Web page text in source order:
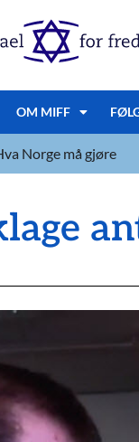
OM MIFF
Norge må gjøre